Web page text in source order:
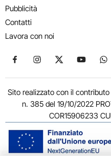
Pubblicità
Contatti
Lavora con noi
Seguici su Facebook
Seguici su Instagram
Seguici su X
Seguici
Sito realizzato con il
n. 385 del 19/10/2022
COR15906233